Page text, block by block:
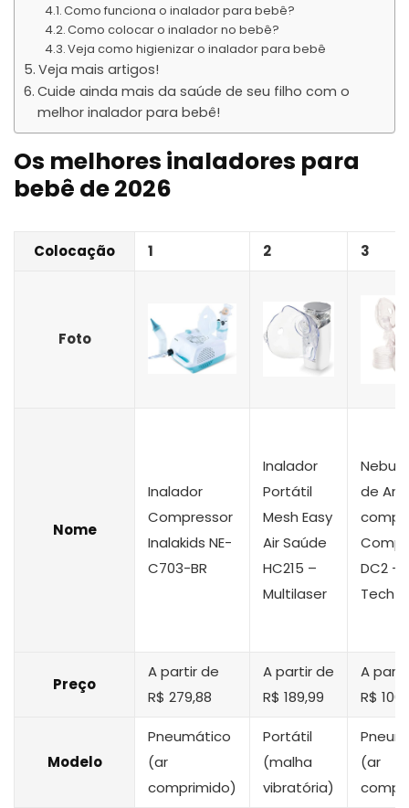
Como funciona o inalador para bebê?
Como colocar o inalador no bebê?
Veja como higienizar o inalador para bebê
Veja mais artigos!
Cuide ainda mais da saúde de seu filho com o
melhor inalador para bebê!
Os melhores inaladores para
bebê de 2026
Colocação 1 2 3
Foto
Nome
Inalador
Compressor
Inalakids NE-
C703-BR
Inalador
Portátil
Mesh Easy
Air Saúde
HC215 –
Multilaser
de Ar
DC2 –
Tech
Preço
A partir de
R$ 279,88
A partir de
R$ 189,99
A
R$
Modelo
Pneumático
(ar
comprimido)
Portátil
(malha
vibratória)
(ar